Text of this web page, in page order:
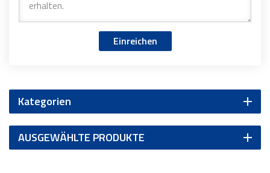
Einreichen
Kategorien
AUSGEWÄHLTE PRODUKTE